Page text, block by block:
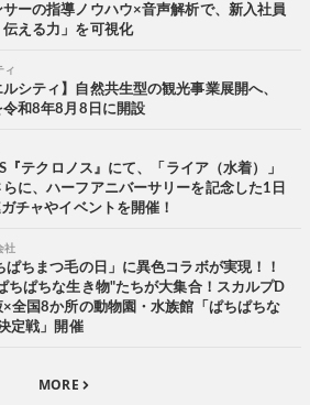
ーの指導ノウハウ×音声解析で、新入社員
える力」を可視化
ィ
ルシティ】自然共生型の観光事業展開へ、
令和8年8月8日に開設
『テクロノス』にて、「ライア（水着）」
に、ハーフアニバーサリーを記念した1日
チャやイベントを開催！
社
ちまつ毛の日」に異色コラボが実現！！
ちぱちな生き物"たちが大集合！スカルプD
×全国8か所の動物園・水族館「ぱちぱちな
定戦」開催
MORE